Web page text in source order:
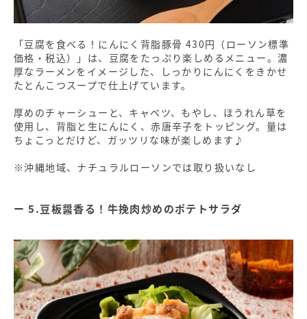
「豆腐を食べる！にんにく背脂豚骨 430円（ローソン標準
価格・税込）」は、豆腐をたっぷり楽しめるメニュー。濃
厚なラーメンをイメージした、しっかりにんにくをきかせ
たとんこつスープで仕上げています。
厚めのチャーシューと、キャベツ、もやし、ほうれん草を
使用し、背脂と生にんにく、赤唐辛子をトッピング。量は
ちょこっとだけど、ガッツリな味が楽しめます♪
※沖縄地域、ナチュラルローソンでは取り扱いなし
5.豆板醤香る！牛挽肉炒めのポテトサラダ